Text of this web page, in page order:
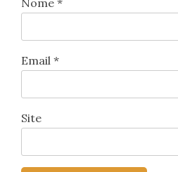
Nome *
Email *
Site